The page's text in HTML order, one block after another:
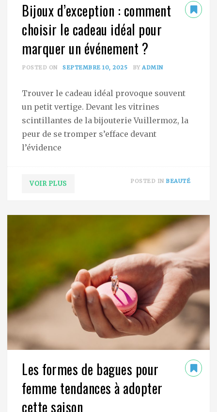
Bijoux d’exception : comment
choisir le cadeau idéal pour
marquer un événement ?
POSTED ON SEPTEMBRE 10, 2025 BY ADMIN
Trouver le cadeau idéal provoque souvent
un petit vertige. Devant les vitrines
scintillantes de la bijouterie Vuillermoz, la
peur de se tromper s’efface devant
l’évidence
VOIR PLUS POSTED IN BEAUTÉ
Les formes de bagues pour
femme tendances à adopter
cette saison